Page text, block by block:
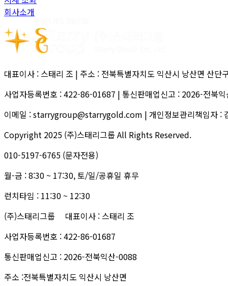
회사소개
대표이사 :스태리 조 | 주소 : 전북특별자치도 익산시 낭산면 산단
사업자등록번호 :422-86-01687 | 통신판매업신고 : 2026-전북
이메일 :starrygroup@starrygold.com | 개인정보관리책임자 :
Copyright 2025 (주)스태리그룹 All Rights Reserved.
010-5197-6765 (문자전용)
월-금 : 8:30 ~ 17:30, 토/일/공휴일 휴무
런치타임 : 11:30 ~ 12:30
(주)스태리그룹
대표이사 :스태리 조
사업자등록번호 :422-86-01687
통신판매업신고 : 2026-전북익산-0088
주소 :전북특별자치도 익산시 낭산면